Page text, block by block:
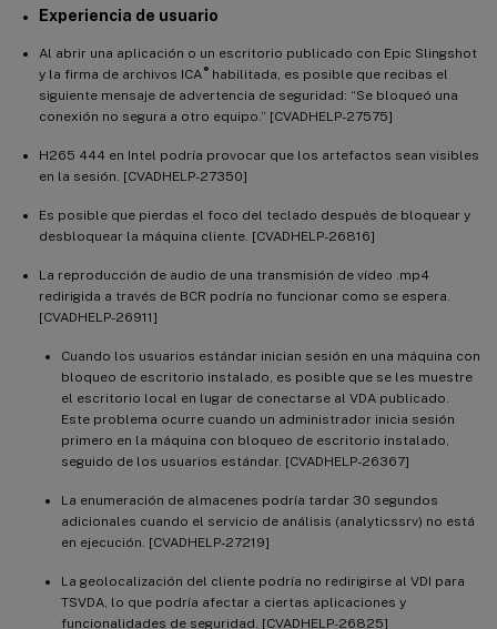
Experiencia de usuario
Al abrir una aplicación o un escritorio publicado con Epic Slingshot
y la firma de archivos ICA ®habilitada, es posible que recibas el
siguiente mensaje de advertencia de seguridad: “Se bloqueó una
conexión no segura a otro equipo.” [CVADHELP-27575]
H265 444 en Intel podría provocar que los artefactos sean visibles
en la sesión. [CVADHELP-27350]
Es posible que pierdas el foco del teclado después de bloquear y
desbloquear la máquina cliente. [CVADHELP-26816]
La reproducción de audio de una transmisión de vídeo .mp4
redirigida a través de BCR podría no funcionar como se espera.
[CVADHELP-26911]
Cuando los usuarios estándar inician sesión en una máquina con
bloqueo de escritorio instalado, es posible que se les muestre
el escritorio local en lugar de conectarse al VDA publicado.
Este problema ocurre cuando un administrador inicia sesión
primero en la máquina con bloqueo de escritorio instalado,
seguido de los usuarios estándar. [CVADHELP-26367]
La enumeración de almacenes podría tardar 30 segundos
adicionales cuando el servicio de análisis (analyticssrv) no está
en ejecución. [CVADHELP-27219]
La geolocalización del cliente podría no redirigirse al VDI para
TSVDA, lo que podría afectar a ciertas aplicaciones y
funcionalidades de seguridad. [CVADHELP-26825]